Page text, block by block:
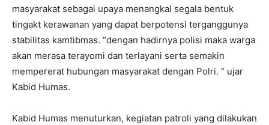
masyarakat sebagai upaya menangkal segala bentuk
tingakt kerawanan yang dapat berpotensi terganggunya
stabilitas kamtibmas. “dengan hadirnya polisi maka warga
akan merasa terayomi dan terlayani serta semakin
mempererat hubungan masyarakat dengan Polri. “ ujar
Kabid Humas.
Kabid Humas menuturkan, kegiatan patroli yang dilakukan